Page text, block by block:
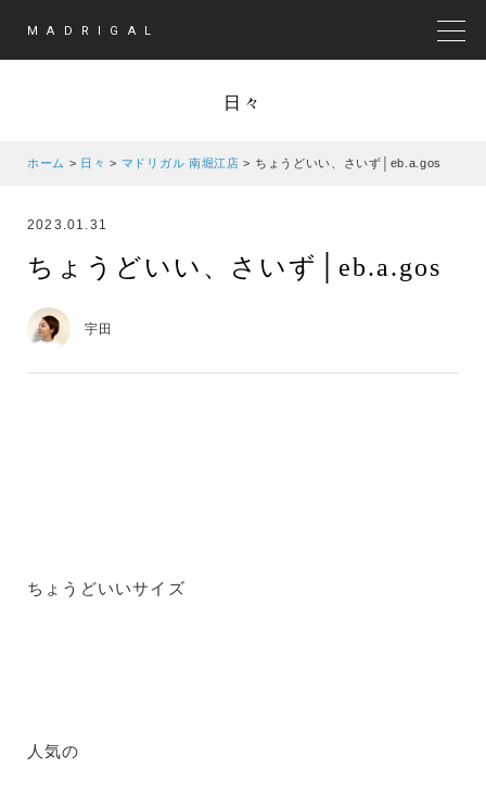
MADRIGAL
日々
ホーム > 日々 > マドリガル 南堀江店 > ちょうどいい、さいず│eb.a.gos
2023.01.31
ちょうどいい、さいず│eb.a.gos
宇田
ちょうどいいサイズ
人気の